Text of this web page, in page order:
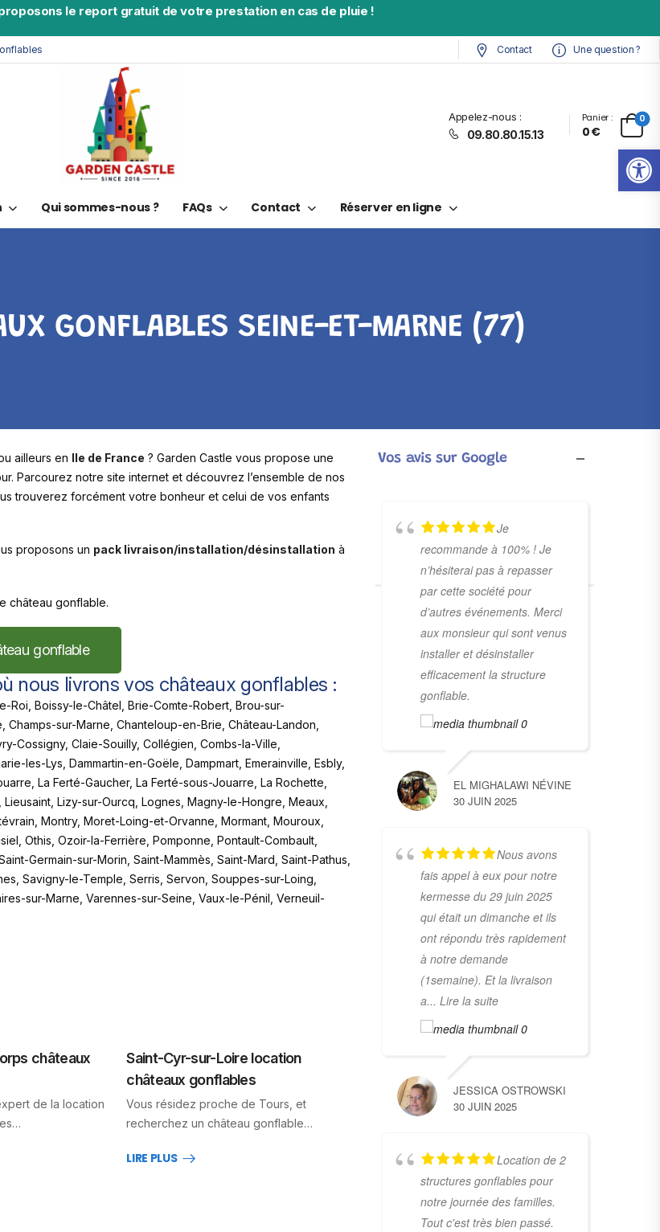
le report gratuit de votre prestation en cas de pluie !
Contact Une question ?
Appelez-nous :
09.80.80.15.13
Panier :
0€
0
Qui sommes-nous ? FAQs Contact Réserver en ligne
GONFLABLES SEINE-ET-MARNE (77)
ailleurs en Ile de France ? Garden Castle vous propose une
Parcourez notre site internet et découvrez l’ensemble de nos
trouverez forcément votre bonheur et celui de vos enfants
proposons un pack livraison/installation/désinstallation à
château gonflable.
gonflable
nous livrons vos châteaux gonflables :
Roi, Boissy-le-Châtel, Brie-Comte-Robert, Brou-sur-
sur-Marne, Chanteloup-en-Brie, Château-Landon,
Cossigny, Claie-Souilly, Collégien, Combs-la-Ville,
les-Lys, Dammartin-en-Goële, Dampmart, Emerainville, Esbly,
La Ferté-Gaucher, La Ferté-sous-Jouarre, La Rochette,
Lizy-sur-Ourcq, Lognes, Magny-le-Hongre, Meaux,
Montry, Moret-Loing-et-Orvanne, Mormant, Mouroux,
Othis, Ozoir-la-Ferrière, Pomponne, Pontault-Combault,
Germain-sur-Morin, Saint-Mammès, Saint-Mard, Saint-Pathus,
Savigny-le-Temple, Serris, Servon, Souppes-sur-Loing,
sur-Marne, Varennes-sur-Seine, Vaux-le-Pénil, Verneuil-
châteaux
de la location
Saint-Cyr-sur-Loire location
châteaux gonflables
Vous résidez proche de Tours, et
recherchez un château gonflable…
LIRE PLUS
Vos avis sur Google
Je
recommande à 100% ! Je
n’hésiterai pas à repasser
par cette société pour
d’autres événements. Merci
aux monsieur qui sont venus
installer et désinstaller
efficacement la structure
gonflable.
EL MIGHALAWI NÉVINE
30 JUIN 2025
Nous avons
fais appel à eux pour notre
kermesse du 29 juin 2025
qui était un dimanche et ils
ont répondu très rapidement
à notre demande
(1semaine). Et la livraison
a... Lire la suite
JESSICA OSTROWSKI
30 JUIN 2025
Location de 2
structures gonflables pour
notre journée des familles.
Tout c'est très bien passé.